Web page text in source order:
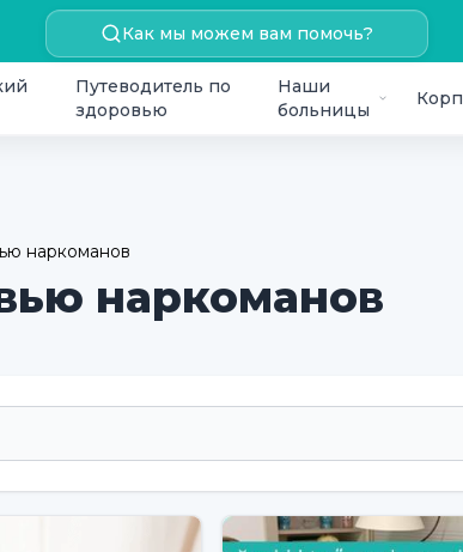
Как мы можем вам помочь?
Путеводитель по
здоровью
Наши
больницы
наркоманов
наркоманов